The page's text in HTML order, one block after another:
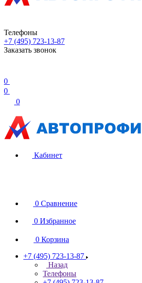
Телефоны
+7 (495) 723-13-87
Заказать звонок
0
0
0
Кабинет
0 Сравнение
0 Избранное
0 Корзина
+7 (495) 723-13-87
Назад
Телефоны